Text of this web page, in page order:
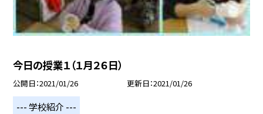
今日の授業１（１月２６日）
公開日 2021/01/26 更新日 2021/01/26
--- 学校紹介 ---